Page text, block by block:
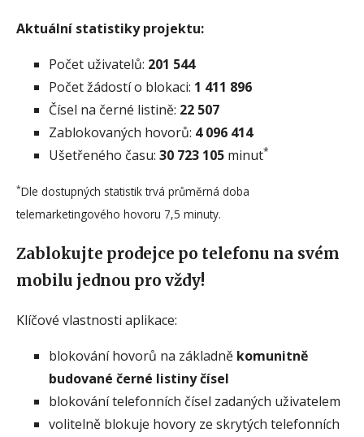
Aktuální statistiky projektu:
Počet uživatelů: 201 544
Počet žádostí o blokaci: 1 411 896
Čísel na černé listině: 22 507
Zablokovaných hovorů: 4 096 414
Ušetřeného času: 30 723 105 minut*
*Dle dostupných statistik trvá průměrná doba
telemarketingového hovoru 7,5 minuty.
Zablokujte prodejce po telefonu na svém
mobilu jednou pro vždy!
Klíčové vlastnosti aplikace:
blokování hovorů na základně komunitně
budované černé listiny čísel
blokování telefonních čísel zadaných uživatelem
volitelně blokuje hovory ze skrytých telefonních